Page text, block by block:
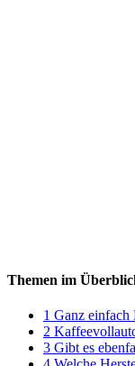
Themen im
1 Ganz einfach
2
3 Gibt es